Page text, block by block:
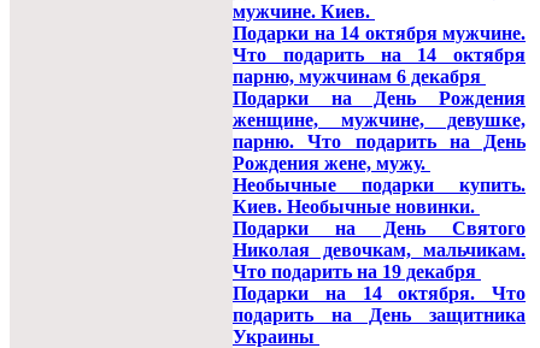
мужчине. Киев.
Подарки на 14 октября мужчине.
Что подарить на 14 октября
парню, мужчинам 6 декабря
Подарки на День Рождения
женщине, мужчине, девушке,
парню. Что подарить на День
Рождения жене, мужу.
Необычные подарки купить.
Киев. Необычные новинки.
Подарки на День Святого
Николая девочкам, мальчикам.
Что подарить на 19 декабря
Подарки на 14 октября. Что
подарить на День защитника
Украины